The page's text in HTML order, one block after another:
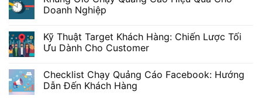
Doanh Nghiệp
Kỹ Thuật Target Khách Hàng: Chiến Lược Tối
Ưu Dành Cho Customer
Checklist Chạy Quảng Cáo Facebook: Hướng
Dẫn Đến Khách Hàng